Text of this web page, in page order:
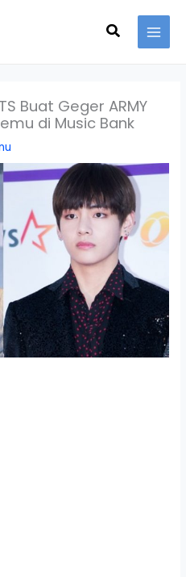
Search
Buat Geger ARMY
di Music Bank